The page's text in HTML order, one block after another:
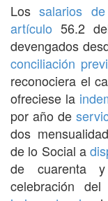
Lossalarios
artículo 56.2
devengados
conciliación
reconociera el
ofreciese la
por año de
dos
de lo Social a
de cuarenta
celebración del